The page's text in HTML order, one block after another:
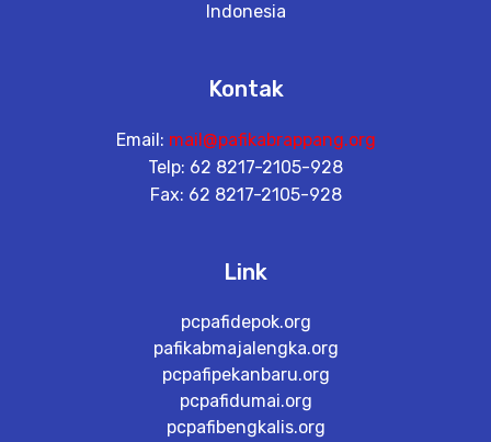
Indonesia
Kontak
Email: mail@pafikabrappang.org
Telp: 62 8217-2105-928
Fax: 62 8217-2105-928
Link
pcpafidepok.org
pafikabmajalengka.org
pcpafipekanbaru.org
pcpafidumai.org
pcpafibengkalis.org